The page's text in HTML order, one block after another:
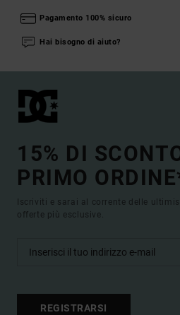
Pagamento 100% sicuro
Hai bisogno di aiuto?
15% DI
PRIMO
Iscriviti e sarai al corrente delle
offerte più esclusive.
REGISTRARSI